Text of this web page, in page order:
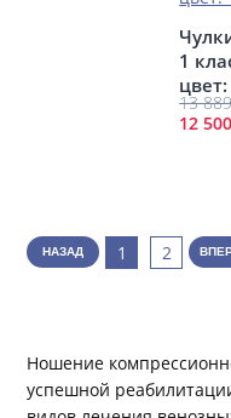
1
13
12
НАЗАД 1 2
Ношение
успешной